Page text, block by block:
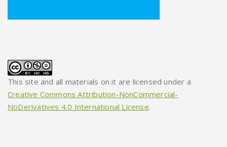
This site and all materials on it are licensed under a
Creative Commons Attribution-NonCommercial-
NoDerivatives 4.0 International License.